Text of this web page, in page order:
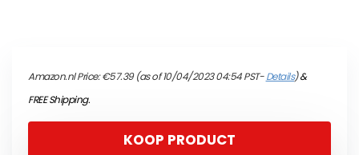
Amazon.nl Price:€57.39(as of 10/04/2023 04:54 PST-Details)&
FREE Shipping.
KOOP PRODUCT